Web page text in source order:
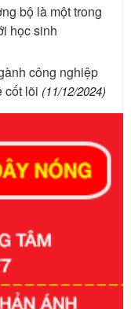
bộ là một trong
học sinh
công nghiệp
cốt lõi (11/12/2024)